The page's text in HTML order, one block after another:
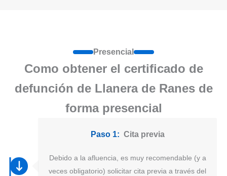
Presencial
Como obtener el certificado de
defunción de Llanera de Ranes de
forma presencial
Paso 1: Cita previa
Debido a la afluencia, es muy recomendable (y a
veces obligatorio) solicitar cita previa a través del